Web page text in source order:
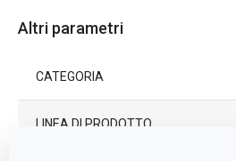
Altri parametri
CATEGORIA
LINEA DI PRODOTTO